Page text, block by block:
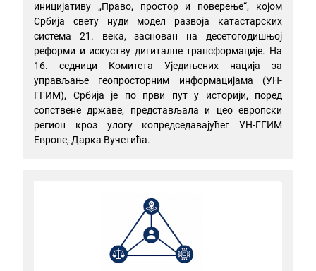
иницијативу „Право, простор и поверење“, којом
Србија свету нуди модел развоја катастарских
система 21. века, заснован на десетогодишњој
реформи и искуству дигиталне трансформације. На
16. седници Комитета Уједињених нација за
управљање геопросторним информацијама (УН-
ГГИМ), Србија је по први пут у историји, поред
сопствене државе, представљала и цео европски
регион кроз улогу копредседавајућег УН-ГГИМ
Европе, Дарка Вучетића.